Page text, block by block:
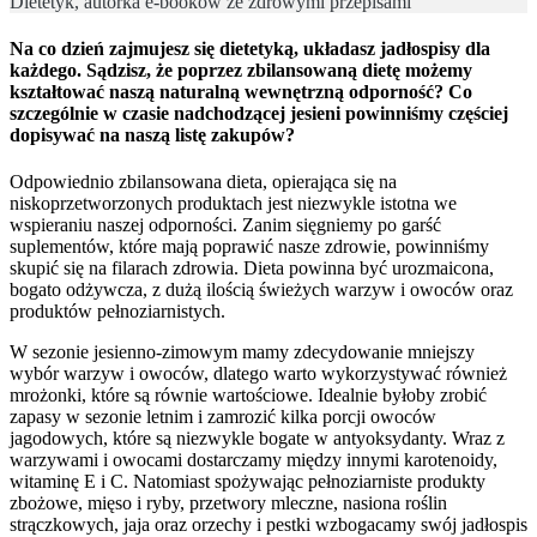
Na co dzień zajmujesz się dietetyką, układasz jadłospisy dla
każdego. Sądzisz, że poprzez zbilansowaną dietę możemy
kształtować naszą naturalną wewnętrzną odporność? Co
szczególnie w czasie nadchodzącej jesieni powinniśmy częściej
dopisywać na naszą listę zakupów?
Odpowiednio zbilansowana dieta, opierająca się na
niskoprzetworzonych produktach jest niezwykle istotna we
wspieraniu naszej odporności. Zanim sięgniemy po garść
suplementów, które mają poprawić nasze zdrowie, powinniśmy
skupić się na filarach zdrowia. Dieta powinna być urozmaicona,
bogato odżywcza, z dużą ilością świeżych warzyw i owoców oraz
produktów pełnoziarnistych.
W sezonie jesienno-zimowym mamy zdecydowanie mniejszy
wybór warzyw i owoców, dlatego warto wykorzystywać również
mrożonki, które są równie wartościowe. Idealnie byłoby zrobić
zapasy w sezonie letnim i zamrozić kilka porcji owoców
jagodowych, które są niezwykle bogate w antyoksydanty. Wraz z
warzywami i owocami dostarczamy między innymi karotenoidy,
witaminę E i C. Natomiast spożywając pełnoziarniste produkty
zbożowe, mięso i ryby, przetwory mleczne, nasiona roślin
strączkowych, jaja oraz orzechy i pestki wzbogacamy swój jadłospis